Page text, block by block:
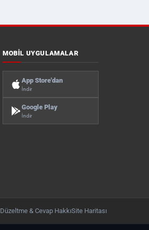
MOBIL UYGULAMALAR
App Store'dan
İndir
Google Play
İndir
Düzeltme & Cevap HakkıSite Haritası